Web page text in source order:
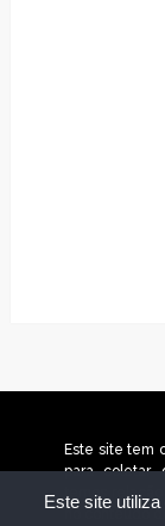
Este site
Este site tem
para coletar
temos
no conteúdo